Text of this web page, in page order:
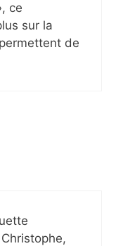
ce
sur la
de